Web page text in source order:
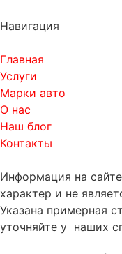
Навигация
Главная
Услуги
Марки авто
О нас
Наш блог
Контакты
Информация на
характер и не
Указана примерная
уточняйте у наших